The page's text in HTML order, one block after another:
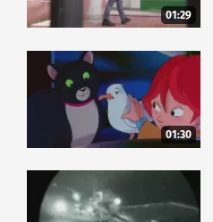
01:29
01:30